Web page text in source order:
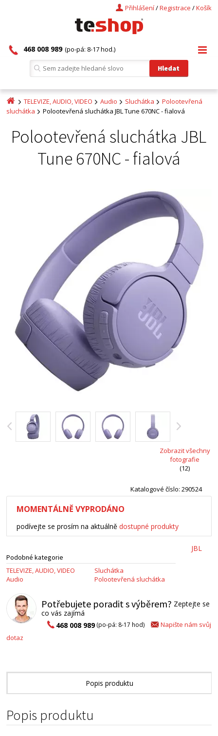
Košík
/
Registrace
/
Přihlášení
468 008 989 (po-pá: 8-17 hod.)
TELEVIZE, AUDIO, VIDEO Audio Sluchátka
Polootevřená
sluchátka
Polootevřená sluchátka JBL Tune 670NC - fialová
Polootevřená sluchátka JBL
Tune 670NC - fialová
Zobrazit všechny
fotografie
(12)
Katalogové číslo: 290524
MOMENTÁLNĚ VYPRODÁNO
podívejte se prosím na aktuálnědostupné produkty
Podobné kategorie
TELEVIZE, AUDIO, VIDEO
Audio
Sluchátka
Polootevřená sluchátka
JBL
Potřebujete poradit s výběrem? Zeptejte se
co vás zajímá
468 008 989(po-pá: 8-17 hod)
Napište nám svůj
dotaz
Popis produktu
Popis produktu